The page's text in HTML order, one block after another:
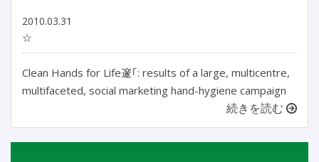
2010.03.31
☆
Clean Hands for Life邃｢: results of a large, multicentre,
multifaceted, social marketing hand-hygiene campaign
続きを読む